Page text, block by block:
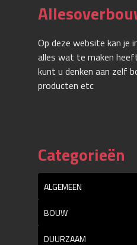
Op deze website kan je
alles wat te maken
kunt u denken aan zelf
producten etc
Categorieën
ALGEMEEN
BOUW
DUURZAAM